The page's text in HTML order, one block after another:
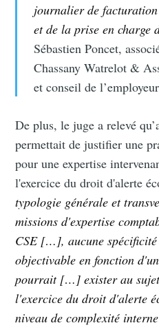
journalier de
et de la prise en charge
Sébastien Poncet,
Chassany Watrelot &
et conseil de
De plus, le juge a relevé
permettait de justifier une
pour une expertise
l'exercice du droit d'alerte
typologie générale et
missions d'expertise
CSE […], aucune
objectivable en fonction
pourrait […] exister au sujet
l'exercice du droit d'alerte
niveau de complexité